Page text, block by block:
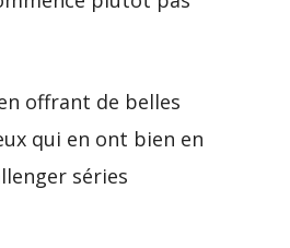
offrant de belles
qui en ont bien en
séries